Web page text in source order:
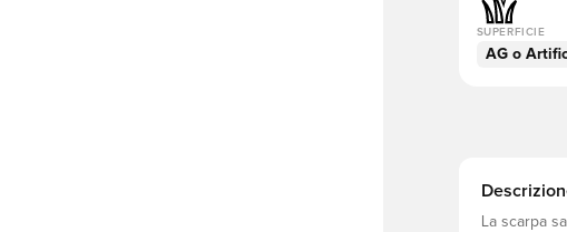
SUPERFICIE
AG o
La scarpa